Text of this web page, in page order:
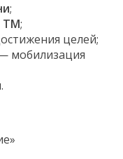
;
ТМ;
целей;
мобилизация
.